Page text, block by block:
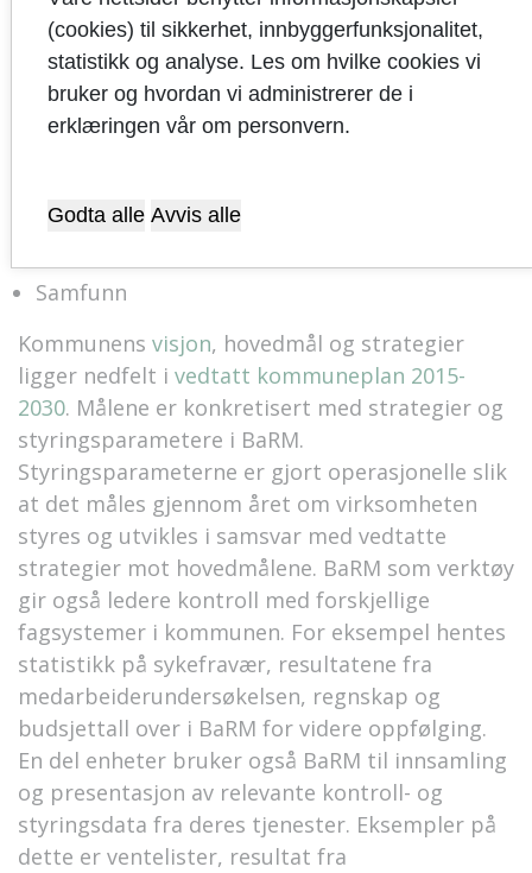
på følgende fem strategiske fokusområder:
Økonomi
Menneskelige ressurser
Samfunn
Kommunens visjon, hovedmål og strategier
ligger nedfelt i vedtatt kommuneplan 2015-
2030. Målene er konkretisert med strategier og
styringsparametere i BaRM.
Styringsparameterne er gjort operasjonelle slik
at det måles gjennom året om virksomheten
styres og utvikles i samsvar med vedtatte
strategier mot hovedmålene. BaRM som verktøy
gir også ledere kontroll med forskjellige
fagsystemer i kommunen. For eksempel hentes
statistikk på sykefravær, resultatene fra
medarbeiderundersøkelsen, regnskap og
budsjettall over i BaRM for videre oppfølging.
En del enheter bruker også BaRM til innsamling
og presentasjon av relevante kontroll- og
styringsdata fra deres tjenester. Eksempler på
dette er ventelister, resultat fra
(cookies) til sikkerhet, innbyggerfunksjonalitet,
statistikk og analyse. Les om hvilke cookies vi
bruker og hvordan vi administrerer de i
erklæringen vår om personvern.
Godta alle Avvis alle